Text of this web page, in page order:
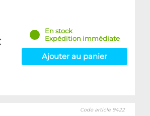
En stock
Expédition immédiate
Ajouter au panier
Code article 9422